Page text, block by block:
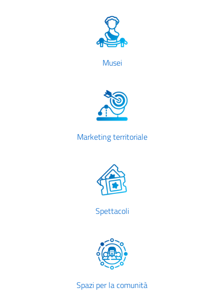
Musei
Marketing territoriale
Spettacoli
Spazi per la comunità